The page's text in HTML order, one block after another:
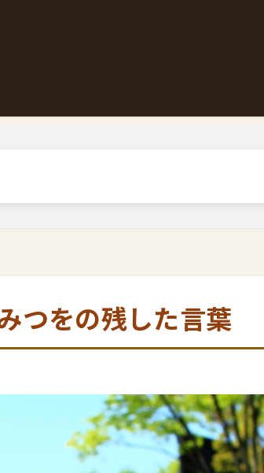
つをの残した言葉